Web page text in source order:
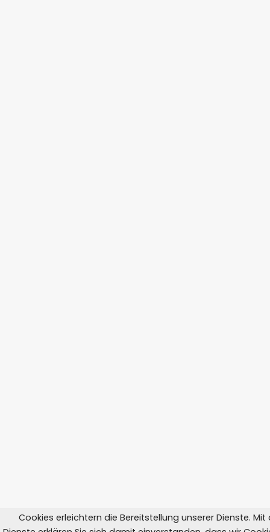
Cookies erleichtern die Bereitstellung unserer Dienste. Mit